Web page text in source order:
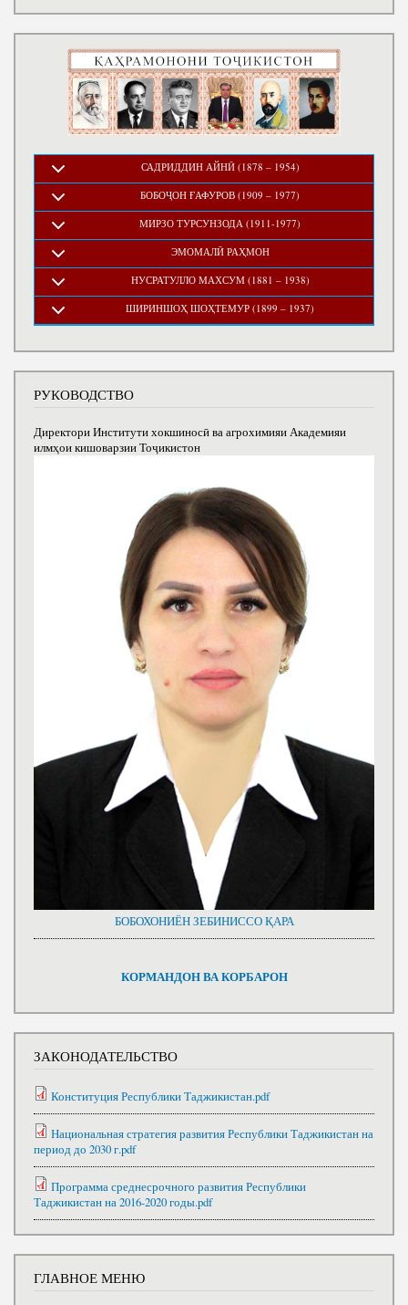
САДРИДДИН АЙНӢ (1878 – 1954)
БОБОҶОН ҒАФУРОВ (1909 – 1977)
МИРЗО ТУРСУНЗОДА (1911-1977)
ЭМОМАЛӢ РАҲМОН
НУСРАТУЛЛО МАХСУМ (1881 – 1938)
ШИРИНШОҲ ШОҲТЕМУР (1899 – 1937)
РУКОВОДСТВО
Директори Институти хокшиносӣ ва агрохимияи Академияи
илмҳои кишоварзии Тоҷикистон
БОБОХОНИЁН ЗЕБИНИССО ҚАРА
КОРМАНДОН ВА КОРБАРОН
ЗАКОНОДАТЕЛЬСТВО
Конституция Республики Таджикистан.pdf
Национальная стратегия развития Республики Таджикистан на
период до 2030 г.pdf
Программа среднесрочного развития Республики
Таджикистан на 2016-2020 годы.pdf
ГЛАВНОЕ МЕНЮ